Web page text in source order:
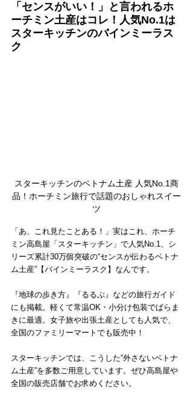
「センスがいい！」と言われるホ
ーチミン土産はコレ！人気No.1は
スターキッチンのバインミーラス
ク
スターキッチンのベトナム土産 人気No.1商
品！ホーチミン旅行で話題のおしゃれスイー
ツ
「あ、これ見たことある！」実はこれ、ホーチ
ミン高島屋「スターキッチン」で人気No.1、シ
リーズ累計30万個突破の“センスが伝わるベトナ
ム土産”【バインミーラスク】なんです。
『地球の歩き方』『るるぶ』などの旅行ガイド
にも掲載。軽くて常温OK・小分け包装でばらま
きに最適。女子旅や出張土産としても人気で、
全国のファミリーマートでも販売中！
スターキッチンでは、こうした“外さないベトナ
ム土産”を多数ご用意しています。ぜひ高島屋や
全国の販売店舗でお求めください。